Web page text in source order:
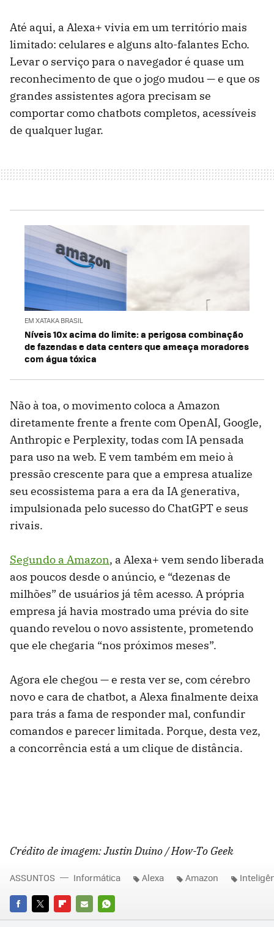
Até aqui, a Alexa+ vivia em um território mais
limitado: celulares e alguns alto-falantes Echo.
Levar o serviço para o navegador é quase um
reconhecimento de que o jogo mudou — e que os
grandes assistentes agora precisam se
comportar como chatbots completos, acessíveis
de qualquer lugar.
EM XATAKA BRASIL
Níveis 10x acima do limite: a perigosa combinação
de fazendas e data centers que ameaça moradores
com água tóxica
Não à toa, o movimento coloca a Amazon
diretamente frente a frente com OpenAI, Google,
Anthropic e Perplexity, todas com IA pensada
para uso na web. E vem também em meio à
pressão crescente para que a empresa atualize
seu ecossistema para a era da IA generativa,
impulsionada pelo sucesso do ChatGPT e seus
rivais.
Segundo a Amazon, a Alexa+ vem sendo liberada
aos poucos desde o anúncio, e “dezenas de
milhões” de usuários já têm acesso. A própria
empresa já havia mostrado uma prévia do site
quando revelou o novo assistente, prometendo
que ele chegaria “nos próximos meses”.
Agora ele chegou — e resta ver se, com cérebro
novo e cara de chatbot, a Alexa finalmente deixa
para trás a fama de responder mal, confundir
comandos e parecer limitada. Porque, desta vez,
a concorrência está a um clique de distância.
Crédito de imagem: Justin Duino / How-To Geek
FACEBOOK
TWITTERFLIPBOARD
E-
WHATSAPP
ASSUNTOS Informática Alexa Amazon